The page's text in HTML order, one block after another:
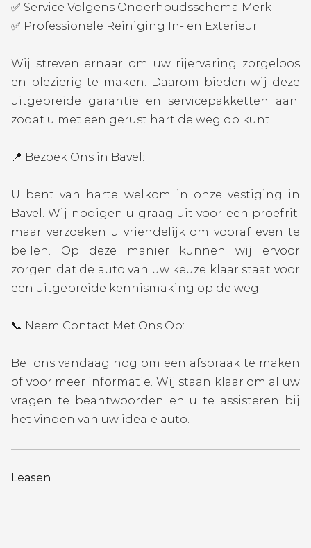
✅ Service Volgens Onderhoudsschema Merk
✅ Professionele Reiniging In- en Exterieur
Wij streven ernaar om uw rijervaring zorgeloos
en plezierig te maken. Daarom bieden wij deze
uitgebreide garantie en servicepakketten aan,
zodat u met een gerust hart de weg op kunt.
📍 Bezoek Ons in Bavel:
U bent van harte welkom in onze vestiging in
Bavel. Wij nodigen u graag uit voor een proefrit,
maar verzoeken u vriendelijk om vooraf even te
bellen. Op deze manier kunnen wij ervoor
zorgen dat de auto van uw keuze klaar staat voor
een uitgebreide kennismaking op de weg.
📞 Neem Contact Met Ons Op:
Bel ons vandaag nog om een afspraak te maken
of voor meer informatie. Wij staan klaar om al uw
vragen te beantwoorden en u te assisteren bij
het vinden van uw ideale auto.
Leasen